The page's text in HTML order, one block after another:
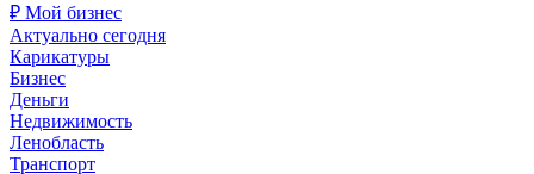
₽ Мой бизнес
Актуально сегодня
Карикатуры
Бизнес
Деньги
Недвижимость
Ленобласть
Транспорт